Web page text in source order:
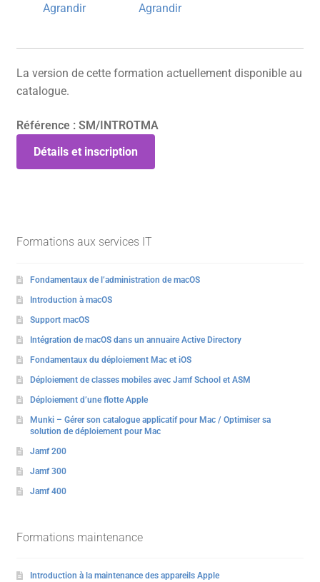
Agrandir Agrandir
La version de cette formation actuellement disponible au
catalogue.
Référence : SM/INTROTMA
Détails et inscription
Formations aux services IT
Fondamentaux de l’administration de macOS
Introduction à macOS
Support macOS
Intégration de macOS dans un annuaire Active Directory
Fondamentaux du déploiement Mac et iOS
Déploiement de classes mobiles avec Jamf School et ASM
Déploiement d’une flotte Apple
Munki – Gérer son catalogue applicatif pour Mac / Optimiser sa
solution de déploiement pour Mac
Jamf 200
Jamf 300
Jamf 400
Formations maintenance
Introduction à la maintenance des appareils Apple